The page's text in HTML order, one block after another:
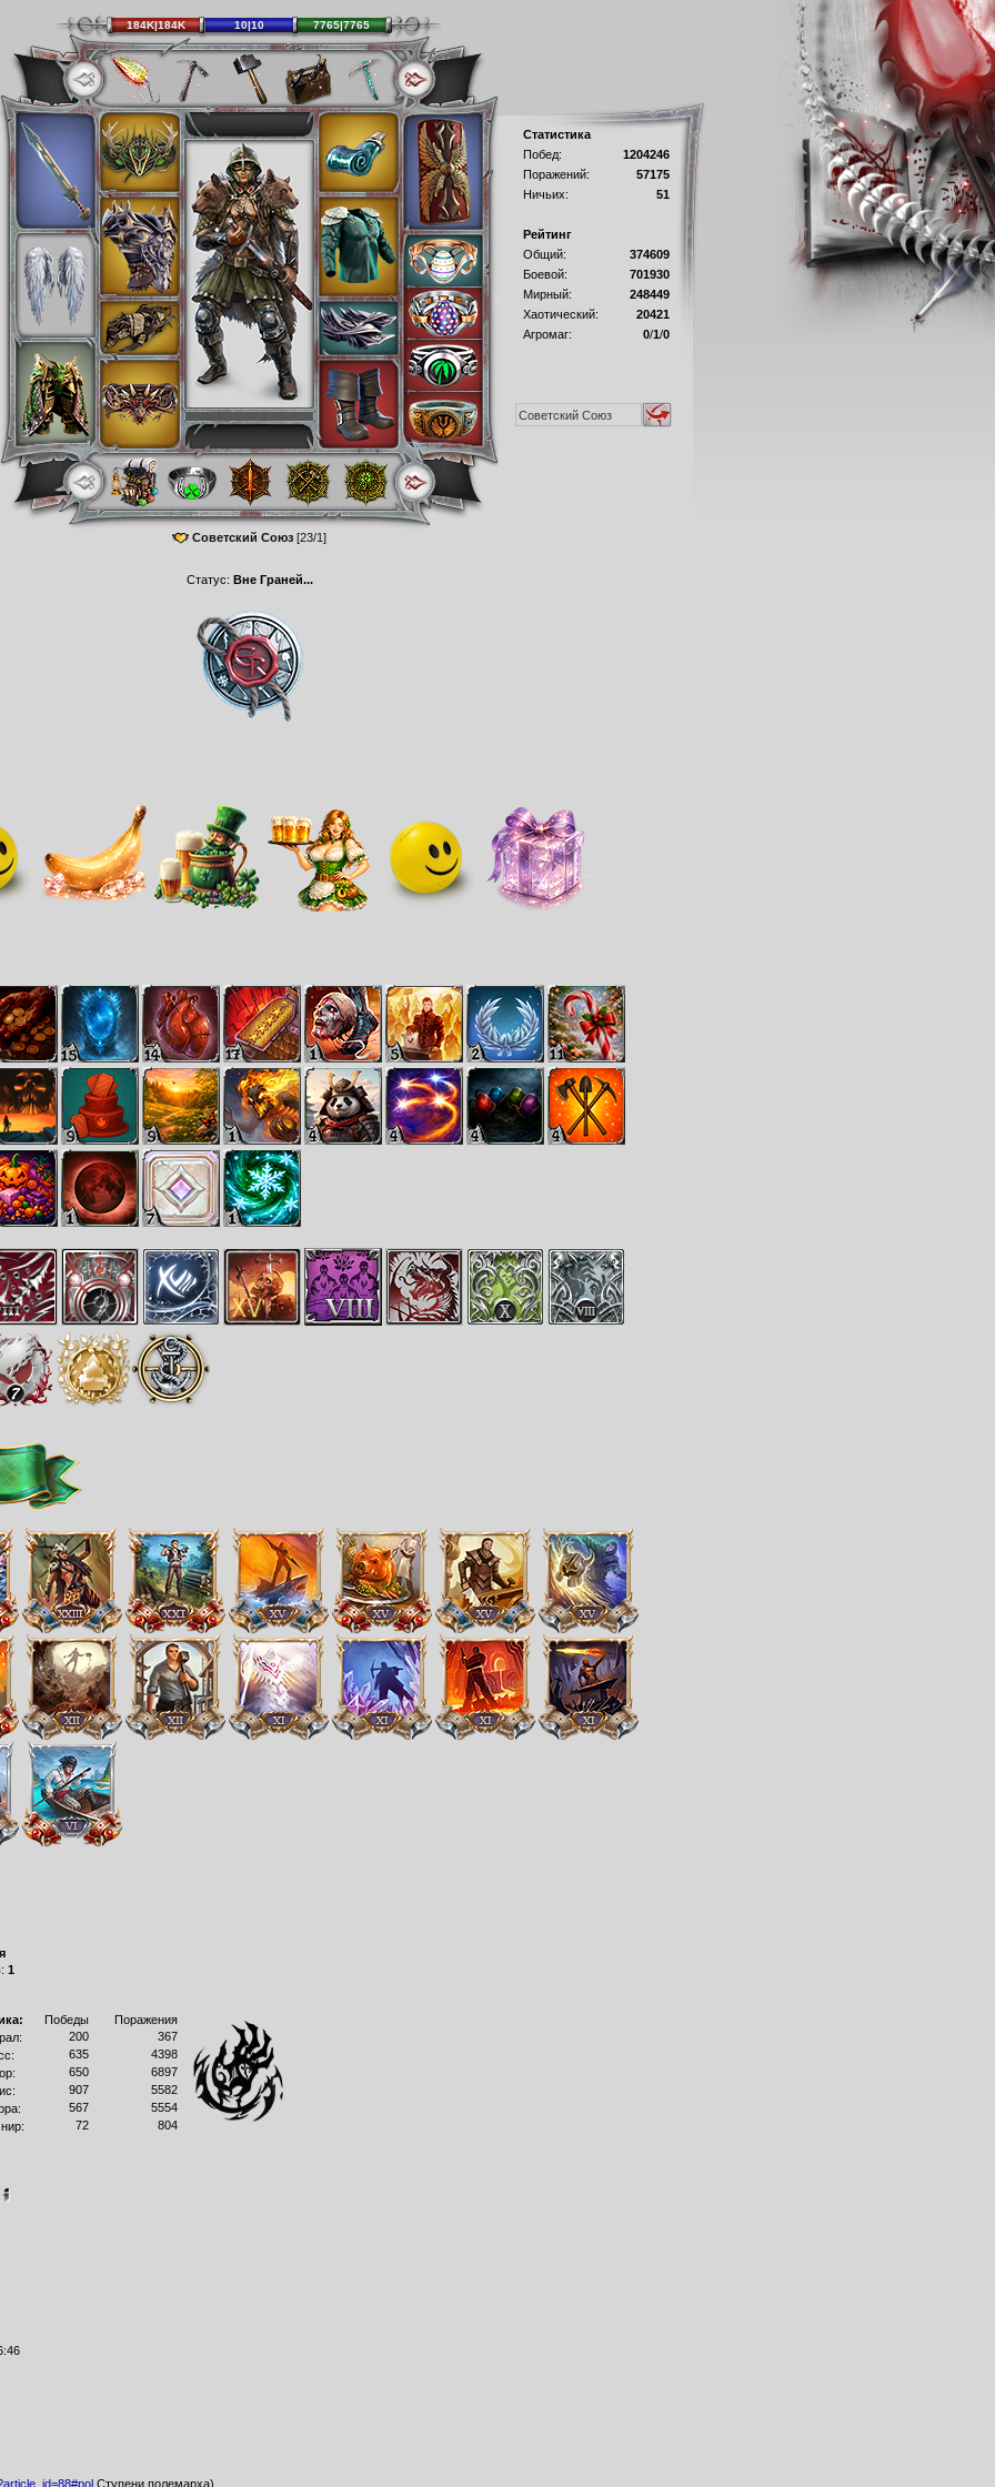
Статистика
Побед:
1204246
Поражений:
57175
Ничьих:
51
Рейтинг
Общий:
374609
Боевой:
701930
Мирный:
248449
Хаотический:
20421
Агромаг:
0/1/0
Статус: Вне Граней...
1
Победы
Поражения
200
367
635
4398
650
6897
907
5582
567
5554
72 804
Ступени полемарха)
184K|184K 10|10 7765|7765
Советский Союз [23/1]